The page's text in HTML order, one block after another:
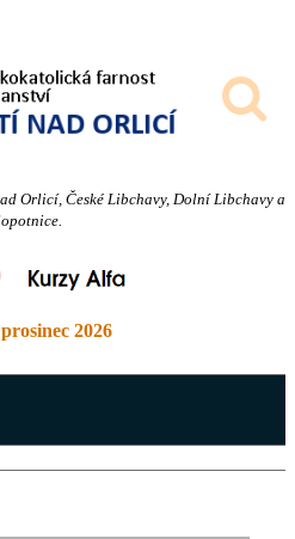
Orlicí, České Libchavy, Dolní Libchavy a
2026